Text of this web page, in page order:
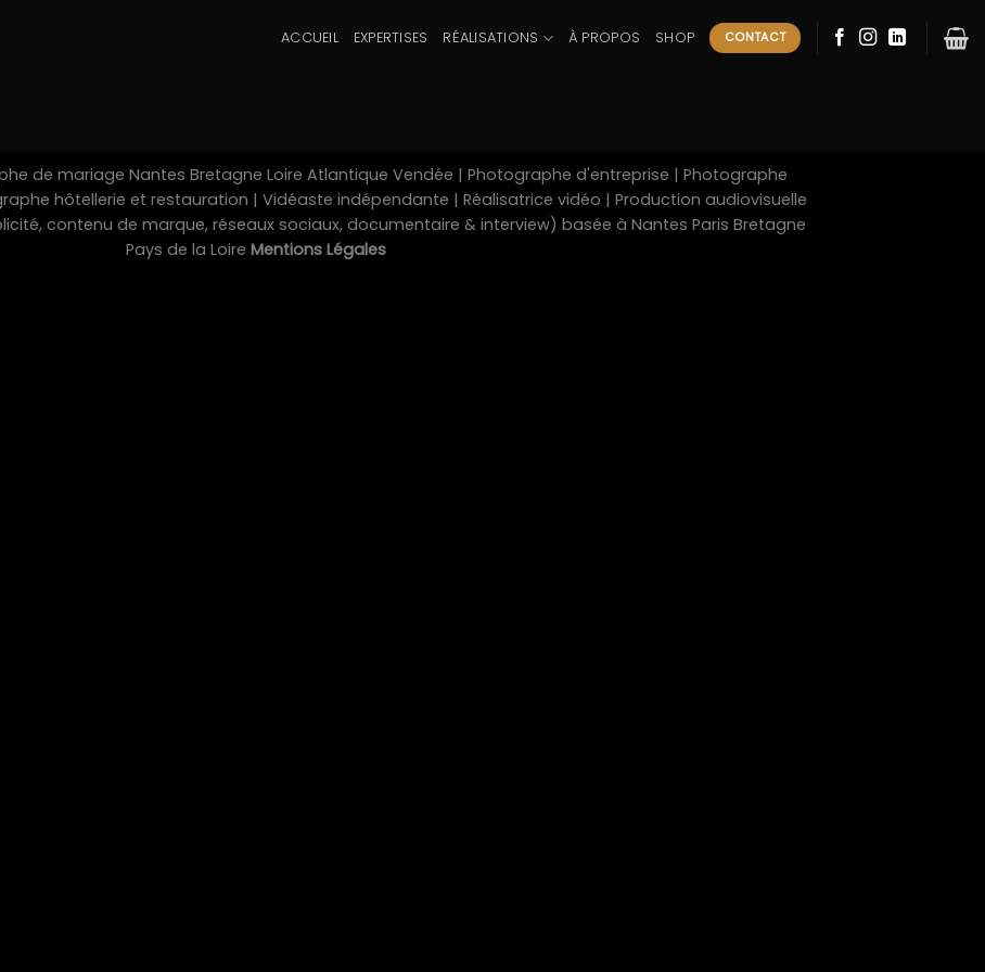
ACCUEIL EXPERTISES RÉALISATIONS À PROPOS SHOP CONTACT
de mariage Nantes Bretagne Loire Atlantique Vendée | Photographe d'entreprise | Photographe
hôtellerie et restauration | Vidéaste indépendante | Réalisatrice vidéo | Production audiovisuelle
contenu de marque, réseaux sociaux, documentaire & interview) basée à Nantes Paris Bretagne
Pays de la Loire Mentions Légales